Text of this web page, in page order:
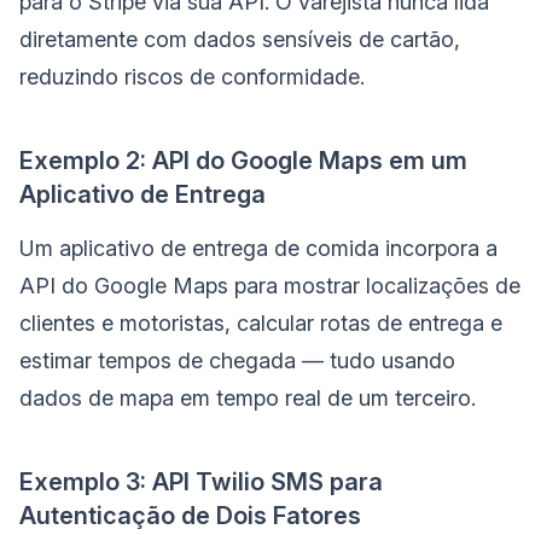
diretamente com dados sensíveis de cartão,
reduzindo riscos de conformidade.
Exemplo 2: API do Google Maps em um
Aplicativo de Entrega
Um aplicativo de entrega de comida incorpora a
API do Google Maps para mostrar localizações de
clientes e motoristas, calcular rotas de entrega e
estimar tempos de chegada — tudo usando
dados de mapa em tempo real de um terceiro.
Exemplo 3: API Twilio SMS para
Autenticação de Dois Fatores